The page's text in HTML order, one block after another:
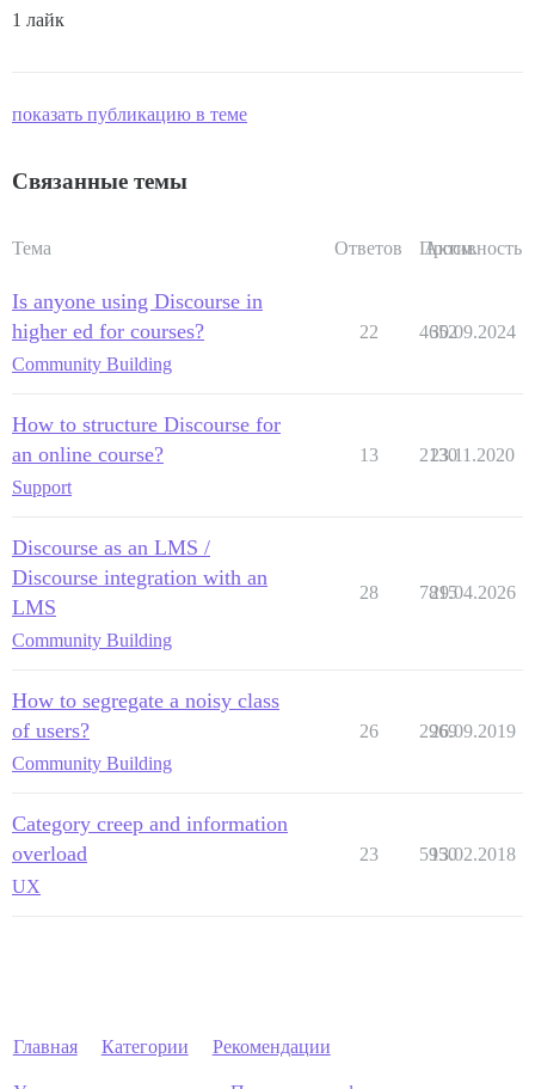
1 лайк
показать публикацию в теме
Связанные темы
Тема Ответов Просм.
Активность
Is anyone using Discourse in
higher ed for courses?
Community Building
22 4652
30.09.2024
How to structure Discourse for
an online course?
Support
13 2130
23.11.2020
Discourse as an LMS /
Discourse integration with an
LMS
Community Building
28 7815
29.04.2026
How to segregate a noisy class
of users?
Community Building
26 2969
26.09.2019
Category creep and information
overload
UX
23 5950
13.02.2018
Главная Категории Рекомендации